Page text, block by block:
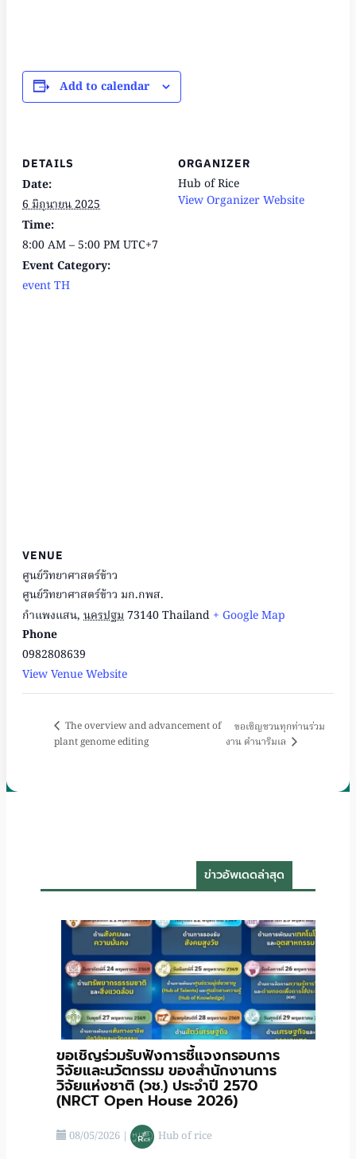
Add to calendar
DETAILS
Date:
6 มิถุนายน 2025
Time:
8:00 AM – 5:00 PMUTC+7
Event Category:
event TH
ORGANIZER
Hub of Rice
View Organizer Website
VENUE
ศูนย์วิทยาศาสตร์ข้าว
ศูนย์วิทยาศาสตร์ข้าว มก.กพส.
กำแพงแสน, นครปฐม73140Thailand + Google Map
Phone
0982808639
View Venue Website
The overview and advancement of
plant genome editing
ขอเชิญชวนทุกท่านร่วม
งาน ดำนาริมเล
ข่าวอัพเดดล่าสุด
ขอเชิญร่วมรับฟังการชี้แจงกรอบการ
วิจัยและนวัตกรรม ของสำนักงานการ
วิจัยแห่งชาติ (วช.) ประจําปี 2570
(NRCT Open House 2026)
08/05/2026 | Hub of rice